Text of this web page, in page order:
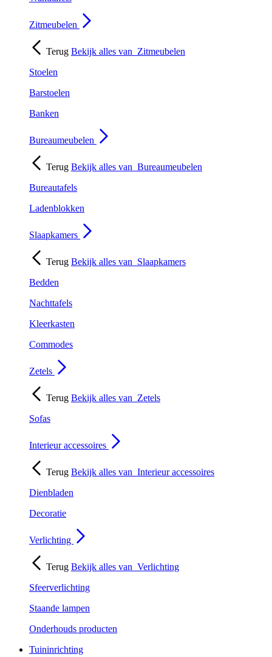
Zitmeubelen
Terug Bekijk alles van Zitmeubelen
Stoelen
Barstoelen
Banken
Bureaumeubelen
Terug Bekijk alles van Bureaumeubelen
Bureautafels
Ladenblokken
Slaapkamers
Terug Bekijk alles van Slaapkamers
Bedden
Nachttafels
Kleerkasten
Commodes
Zetels
Terug Bekijk alles van Zetels
Sofas
Interieur accessoires
Terug Bekijk alles van Interieur accessoires
Dienbladen
Decoratie
Verlichting
Terug Bekijk alles van Verlichting
Sfeerverlichting
Staande lampen
Onderhouds producten
Tuininrichting